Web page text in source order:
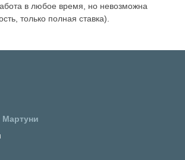
в любое время, но невозможна
только полная ставка).
Мартуни